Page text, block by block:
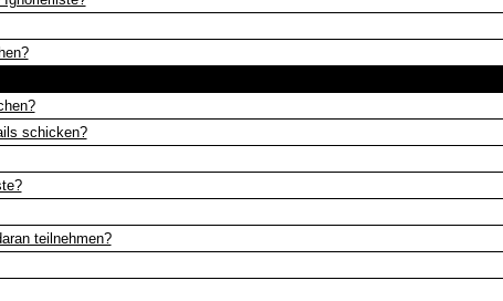
schicken?
teilnehmen?